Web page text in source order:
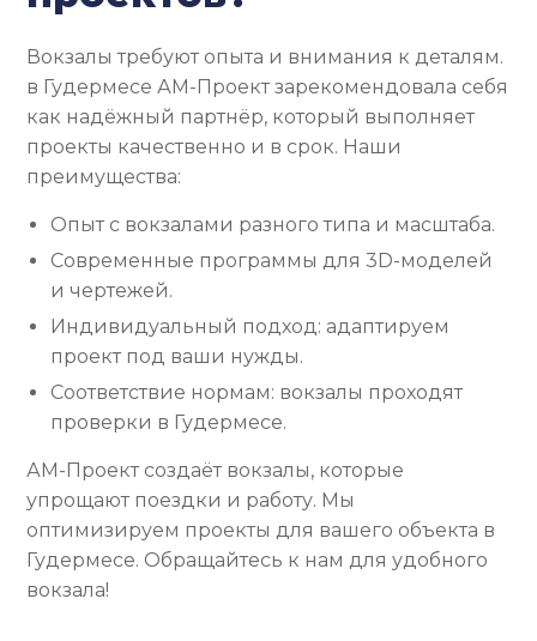
Вокзалы требуют опыта и внимания к деталям.
в Гудермесе АМ-Проект зарекомендовала себя
как надёжный партнёр, который выполняет
проекты качественно и в срок. Наши
преимущества:
Опыт с вокзалами разного типа и масштаба.
Современные программы для 3D-моделей
и чертежей.
Индивидуальный подход: адаптируем
проект под ваши нужды.
Соответствие нормам: вокзалы проходят
проверки в Гудермесе.
АМ-Проект создаёт вокзалы, которые
упрощают поездки и работу. Мы
оптимизируем проекты для вашего объекта в
Гудермесе. Обращайтесь к нам для удобного
вокзала!